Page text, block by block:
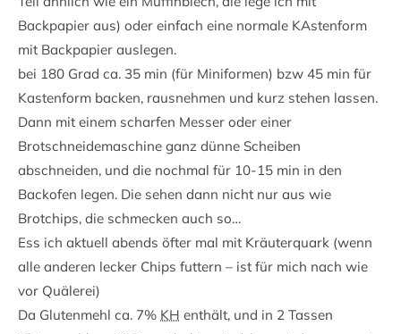
Backpapier aus) oder einfach eine normale KAstenform
mit Backpapier auslegen.
bei 180 Grad ca. 35 min (für Miniformen) bzw 45 min für
Kastenform backen, rausnehmen und kurz stehen lassen.
Dann mit einem scharfen Messer oder einer
Brotschneidemaschine ganz dünne Scheiben
abschneiden, und die nochmal für 10-15 min in den
Backofen legen. Die sehen dann nicht nur aus wie
Brotchips, die schmecken auch so…
Ess ich aktuell abends öfter mal mit Kräuterquark (wenn
alle anderen lecker Chips futtern – ist für mich nach wie
vor Quälerei)
Da Glutenmehl ca. 7% KH enthält, und in 2 Tassen